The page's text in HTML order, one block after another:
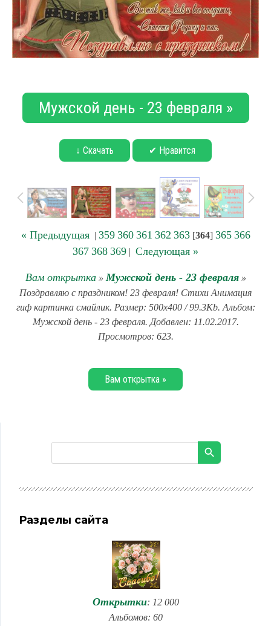
Мужской день - 23 февраля »
↓ Скачать ✔ Нравится
« Предыдущая| 359 360 361 362 363[364] 365 366
367 368 369 | Следующая »
Вам открытка» Мужской день - 23 февраля»
Поздравляю с праздником! 23 февраля! Стихи Анимация
гиф картинка смайлик. Размер: 500x400 / 99.3Kb. Альбом:
Мужской день - 23 февраля. Добавлен: 11.02.2017.
Просмотров: 623.
Вам открытка »
Разделы сайта
Открытки: 12 000
Альбомов: 60